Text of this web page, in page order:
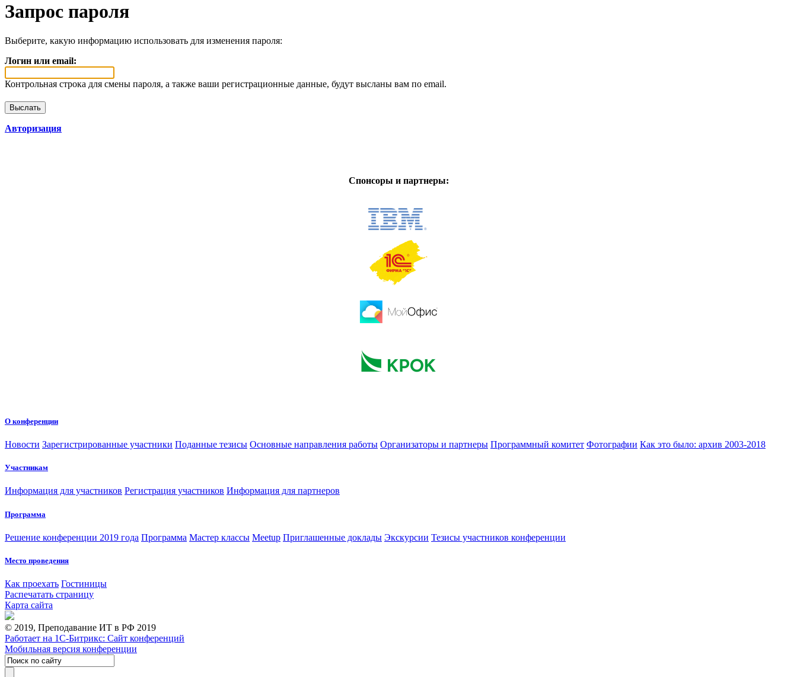
Запрос пароля
Выберите, какую информацию использовать для изменения пароля:
Логин или email:
Контрольная строка для смены пароля, а также ваши регистрационные данные, будут высланы вам по email.
Авторизация
Спонсоры и партнеры:
О конференции
Новости Зарегистрированные участники Поданные тезисы Основные направления работы Организаторы и партнеры Программный комитет Фотографии Как это было: архив 2003-2018
Участникам
Информация для участников Регистрация участников Информация для партнеров
Программа
Решение конференции 2019 года Программа Мастер классы Meetup Приглашенные доклады Экскурсии Тезисы участников конференции
Место проведения
Как проехать Гостиницы
Распечатать страницу
Карта сайта
© 2019, Преподавание ИТ в РФ 2019
Работает на 1С-Битрикс: Сайт конференций
Мобильная версия конференции